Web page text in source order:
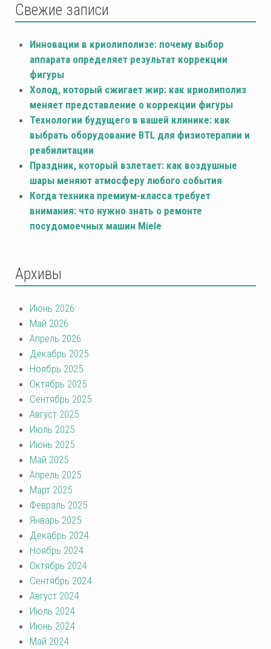
Свежие записи
Инновации в криолиполизе: почему выбор
аппарата определяет результат коррекции
фигуры
Холод, который сжигает жир: как криолиполиз
меняет представление о коррекции фигуры
Технологии будущего в вашей клинике: как
выбрать оборудование BTL для физиотерапии и
реабилитации
Праздник, который взлетает: как воздушные
шары меняют атмосферу любого события
Когда техника премиум-класса требует
внимания: что нужно знать о ремонте
посудомоечных машин Miele
Архивы
Июнь 2026
Май 2026
Апрель 2026
Декабрь 2025
Ноябрь 2025
Октябрь 2025
Сентябрь 2025
Август 2025
Июль 2025
Июнь 2025
Май 2025
Апрель 2025
Март 2025
Февраль 2025
Январь 2025
Декабрь 2024
Ноябрь 2024
Октябрь 2024
Сентябрь 2024
Август 2024
Июль 2024
Июнь 2024
Май 2024